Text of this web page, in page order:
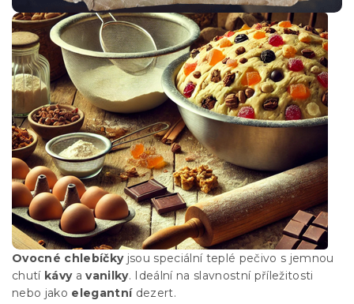
Ovocné chlebíčkyjsou speciální teplé pečivo s jemnou
chutí kávyavanilky. Ideální na slavnostní příležitosti
nebo jako elegantnídezert.